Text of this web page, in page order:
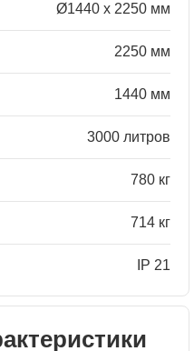
Ø1440 x 2250 мм
2250 мм
1440 мм
3000 литров
780 кг
714 кг
IP 21